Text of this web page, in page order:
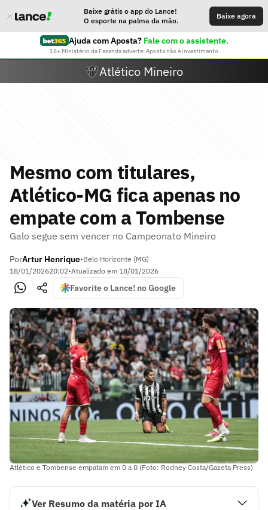
Baixe grátis o app do Lance!
O esporte na palma da mão.
Baixe agora
Ajuda com Aposta? Fale com o assistente.
18+ Ministério da Fazenda adverte: Aposta não é investimento
Atlético Mineiro
Mesmo com titulares,
Atlético-MG fica apenas no
empate com a Tombense
Galo segue sem vencer no Campeonato Mineiro
PorArtur Henrique•Belo Horizonte (MG)
18/01/202620:02•Atualizado em 18/01/2026
Favorite o Lance! no Google
Atlético e Tombense empatam em 0 a 0 (Foto: Rodney Costa/Gazeta Press)
Ver Resumo da matéria por IA